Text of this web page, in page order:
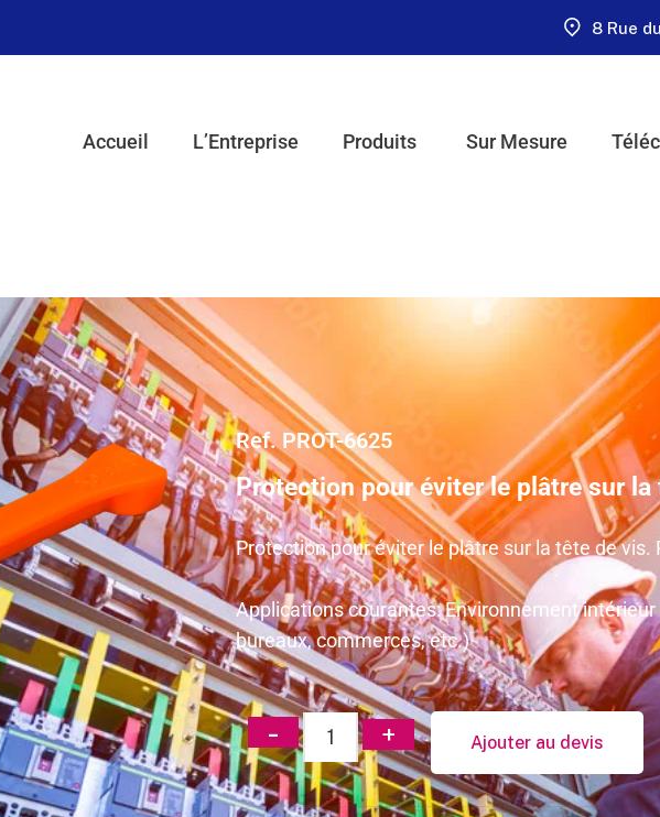
8 Rue
Accueil L’Entreprise Produits Sur Mesure
Ref. PROT-6625
Protection pour éviter le plâtre sur
Protection pour éviter le plâtre sur la tête de
Applications courantes: Environnement
bureaux, commerces, etc.)
Ajouter au devis